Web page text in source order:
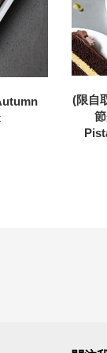
(限自